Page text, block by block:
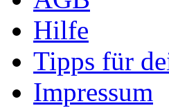
Hilfe
Tipps für
Impressum